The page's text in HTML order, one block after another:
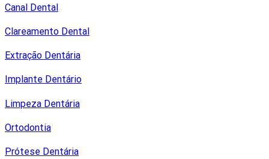
Canal Dental
Clareamento Dental
Extração Dentária
Implante Dentário
Limpeza Dentária
Ortodontia
Prótese Dentária